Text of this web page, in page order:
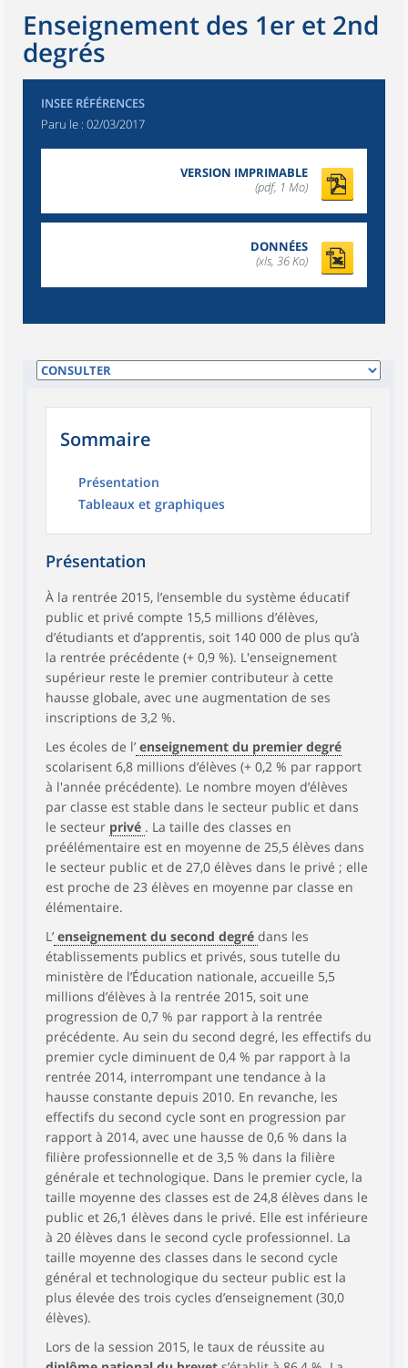
Enseignement des 1er et 2nd
degrés
INSEE RÉFÉRENCES
Paru le : 02/03/2017
VERSION IMPRIMABLE
(pdf, 1 Mo)
DONNÉES
(xls, 36 Ko)
Sommaire
Présentation
Tableaux et graphiques
Présentation
À la rentrée 2015, l’ensemble du système éducatif
public et privé compte 15,5 millions d’élèves,
d’étudiants et d’apprentis, soit 140 000 de plus qu’à
la rentrée précédente (+ 0,9 %). L'enseignement
supérieur reste le premier contributeur à cette
hausse globale, avec une augmentation de ses
inscriptions de 3,2 %.
Les écoles de l’ enseignement du premier degré
scolarisent 6,8 millions d’élèves (+ 0,2 % par rapport
à l'année précédente). Le nombre moyen d’élèves
par classe est stable dans le secteur public et dans
le secteur privé . La taille des classes en
préélémentaire est en moyenne de 25,5 élèves dans
le secteur public et de 27,0 élèves dans le privé ; elle
est proche de 23 élèves en moyenne par classe en
élémentaire.
L’ enseignement du second degré dans les
établissements publics et privés, sous tutelle du
ministère de l’Éducation nationale, accueille 5,5
millions d’élèves à la rentrée 2015, soit une
progression de 0,7 % par rapport à la rentrée
précédente. Au sein du second degré, les effectifs du
premier cycle diminuent de 0,4 % par rapport à la
rentrée 2014, interrompant une tendance à la
hausse constante depuis 2010. En revanche, les
effectifs du second cycle sont en progression par
rapport à 2014, avec une hausse de 0,6 % dans la
filière professionnelle et de 3,5 % dans la filière
générale et technologique. Dans le premier cycle, la
taille moyenne des classes est de 24,8 élèves dans le
public et 26,1 élèves dans le privé. Elle est inférieure
à 20 élèves dans le second cycle professionnel. La
taille moyenne des classes dans le second cycle
général et technologique du secteur public est la
plus élevée des trois cycles d’enseignement (30,0
élèves).
Lors de la session 2015, le taux de réussite au